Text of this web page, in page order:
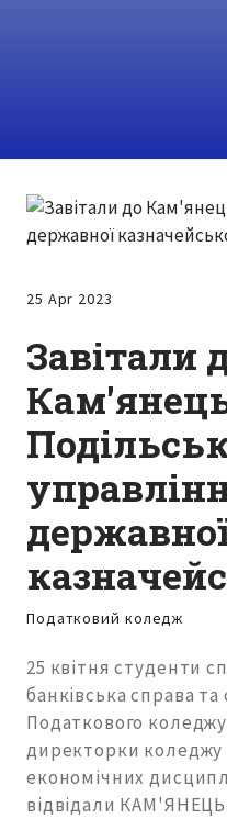
25 Apr 2023
Завітали
Податковий коледж
25 квітня студенти
банківська справа
Податкового
директорки коледжу
економічних
відвідали